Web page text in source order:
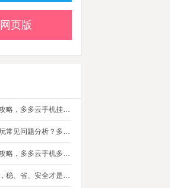
网页版
疯狂水世界资源获取攻略，多多云手机挂机搬砖自动攒材料
疯狂水世界新手怎么玩常见问题分析？多多云手机多开托管挂机升级打怪
疯狂水世界新手开荒攻略，多多云手机多开托管，自动搞定海量重复日常快速升级
手游工作室选云手机，稳、省、安全才是实在考量